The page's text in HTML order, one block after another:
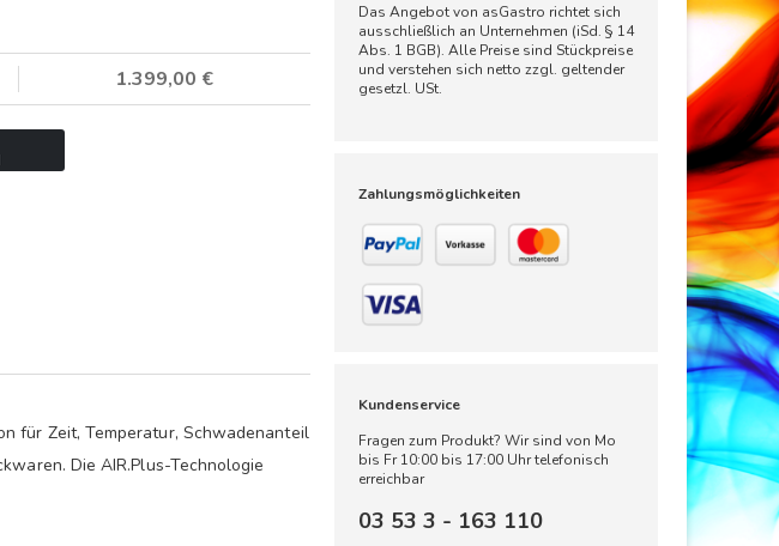
1.399,00 €
für Zeit, Temperatur, Schwadenanteil
Die AIR.Plus-Technologie
Das Angebot von asGastro richtet sich
ausschließlich an Unternehmen (iSd. § 14
Abs. 1 BGB). Alle Preise sind Stückpreise
und verstehen sich netto zzgl. geltender
gesetzl. USt.
Zahlungsmöglichkeiten
Kundenservice
Fragen zum Produkt? Wir sind von Mo
bis Fr 10:00 bis 17:00 Uhr telefonisch
erreichbar
03 53 3 - 163 110